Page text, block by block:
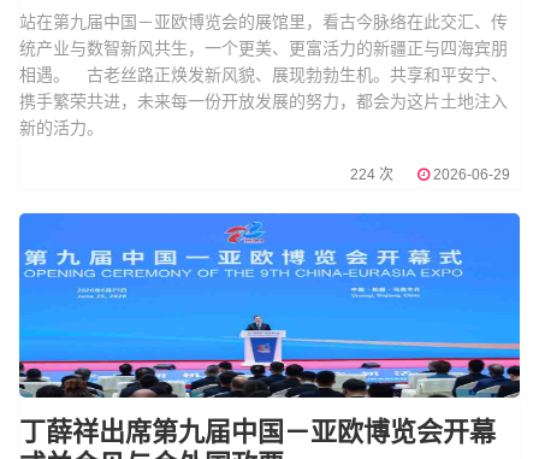
站在第九届中国－亚欧博览会的展馆里，看古今脉络在此交汇、传
统产业与数智新风共生，一个更美、更富活力的新疆正与四海宾朋
相遇。 古老丝路正焕发新风貌、展现勃勃生机。共享和平安宁、
携手繁荣共进，未来每一份开放发展的努力，都会为这片土地注入
新的活力。
224 次 2026-06-29
丁薛祥出席第九届中国－亚欧博览会开幕